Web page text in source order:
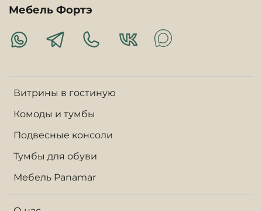
Витрины в гостиную
Комоды и тумбы
Подвесные консоли
Тумбы для обуви
Мебель Panamar
Мебель Фортэ